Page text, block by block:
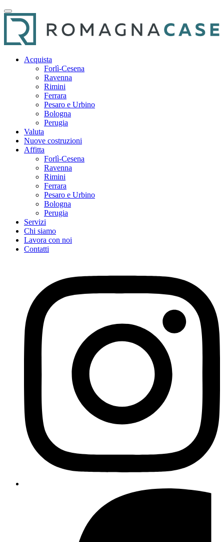
Acquista
Forlì-Cesena
Ravenna
Rimini
Ferrara
Pesaro e Urbino
Bologna
Perugia
Valuta
Nuove costruzioni
Affitta
Forlì-Cesena
Ravenna
Rimini
Ferrara
Pesaro e Urbino
Bologna
Perugia
Servizi
Chi siamo
Lavora con noi
Contatti